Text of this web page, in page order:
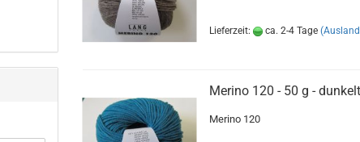
Lieferzeit: ca. 2-4 Tage
Merino 120 - 50 g -
Merino 120